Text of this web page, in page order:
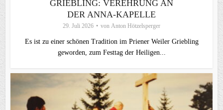
GRIEBLING: VEREHRUNG AN
DER ANNA-KAPELLE
29. Juli 2026 von Anton Hötzelsperger
Es ist zu einer schönen Tradition im Priener Weiler Griebling
geworden, zum Festtag der Heiligen...